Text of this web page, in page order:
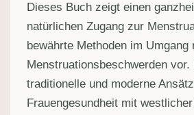
Dieses Buch zeigt einen
natürlichen Zugang zur
bewährte Methoden im Umgang
Menstruationsbeschwerden
traditionelle und moderne
Frauengesundheit mit